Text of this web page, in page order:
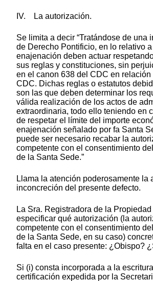
IV. La autorización.
Se limita a decir “Tratándose de una
de Derecho Pontificio, en lo relativo
enajenación deben actuar
sus reglas y constituciones, sin
en el canon 638 del CDC en
CDC. Dichas reglas o estatutos
son las que deben determinar los
válida realización de los actos de
extraordinaria, todo ello teniendo en
de respetar el límite del importe
enajenación señalado por fa Santa
puede ser necesario recabar la
competente con el consentimiento
de la Santa Sede.”
Llama la atención poderosamente la
inconcreción del presente defecto.
La Sra. Registradora de la
especificar qué autorización (la
competente con el consentimiento
de la Santa Sede, en su caso)
falta en el caso presente: ¿Obispo?
Si (i) consta incorporada a la
certificación expedida por la